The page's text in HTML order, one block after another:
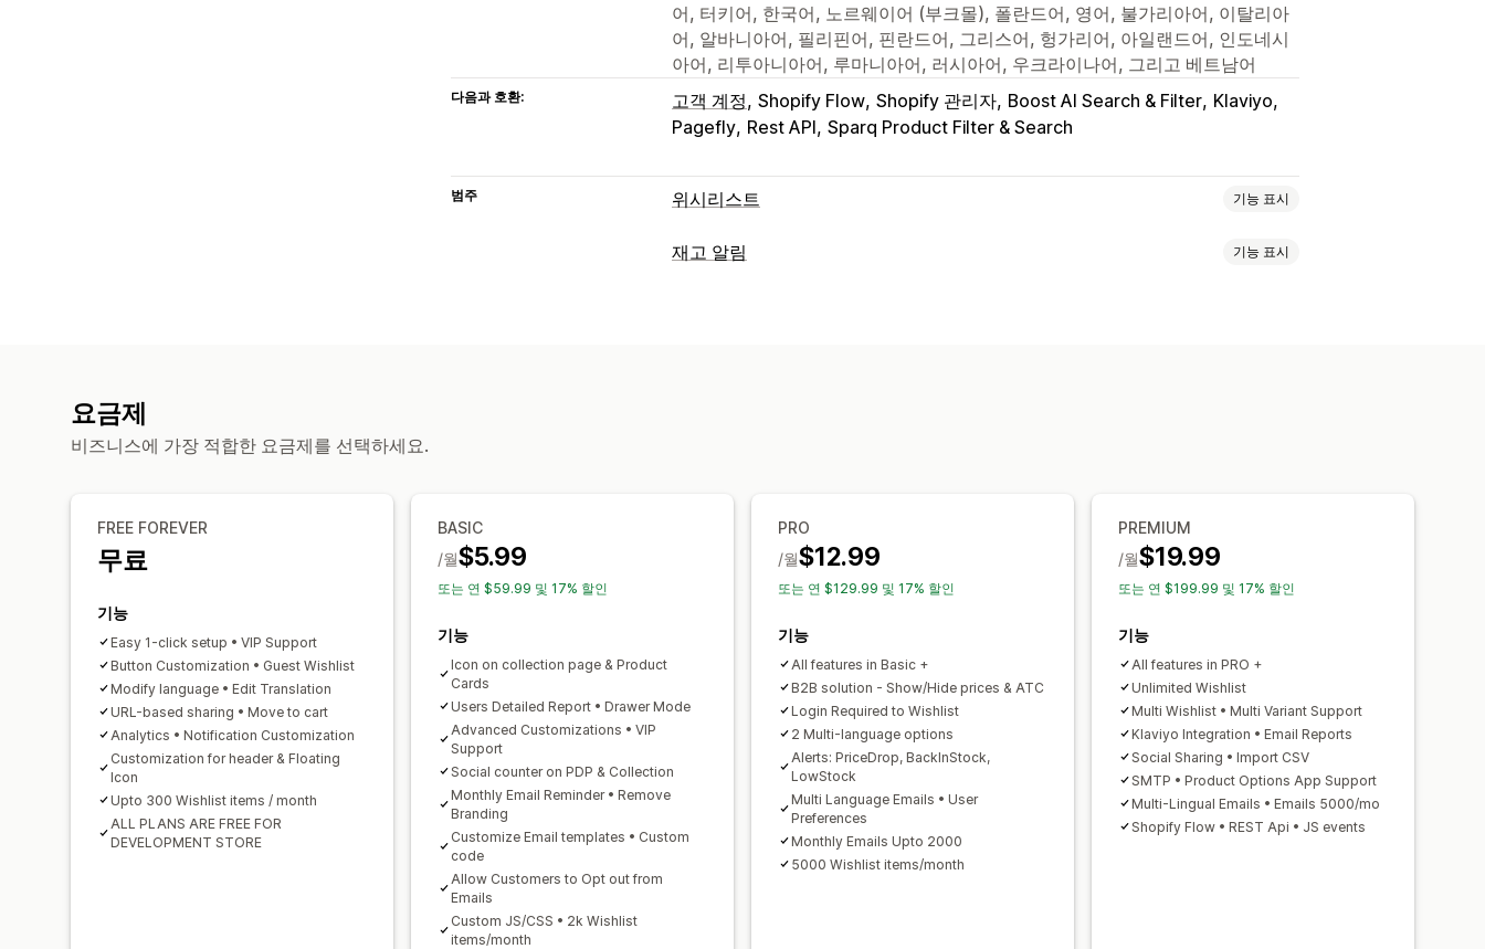
어, 터키어, 한국어, 노르웨이어 (부크몰), 폴란드어, 영어, 불가리아어, 이탈리아
어, 알바니아어, 필리핀어, 핀란드어, 그리스어, 헝가리어, 아일랜드어, 인도네시
아어, 리투아니아어, 루마니아어, 러시아어, 우크라이나어, 그리고 베트남어
다음과 호환: 고객 계정 Shopify Flow Shopify 관리자 Boost AI Search & Filter Klaviyo
Pagefly Rest API Sparq Product Filter & Search
범주 위시리스트 기능 표시
목록 유형
이메일 템플릿 구매 알림
재고 알림 기능 표시
실적 보고서
요금제
비즈니스에 가장 적합한 요금제를 선택하세요.
FREE FOREVER
무료
기능
Easy 1-click setup • VIP Support
Button Customization • Guest Wishlist
Modify language • Edit Translation
URL-based sharing • Move to cart
Analytics • Notification Customization
Customization for header & Floating
Icon
Upto 300 Wishlist items / month
ALL PLANS ARE FREE FOR
DEVELOPMENT STORE
BASIC
$5.99
/월
또는 연 $59.99 및 17% 할인
기능
Icon on collection page & Product
Cards
Users Detailed Report • Drawer Mode
Advanced Customizations • VIP
Support
Social counter on PDP & Collection
Monthly Email Reminder • Remove
Branding
Customize Email templates • Custom
code
Allow Customers to Opt out from
Emails
Custom JS/CSS • 2k Wishlist
items/month
PRO
$12.99
/월
또는 연 $129.99 및 17% 할인
기능
All features in Basic +
B2B solution - Show/Hide prices & ATC
Login Required to Wishlist
2 Multi-language options
Alerts: PriceDrop, BackInStock,
LowStock
Multi Language Emails • User
Preferences
Monthly Emails Upto 2000
5000 Wishlist items/month
PREMIUM
$19.99
/월
또는 연 $199.99 및 17% 할인
기능
All features in PRO +
Unlimited Wishlist
Multi Wishlist • Multi Variant Support
Klaviyo Integration • Email Reports
Social Sharing • Import CSV
SMTP • Product Options App Support
Multi-Lingual Emails • Emails 5000/mo
Shopify Flow • REST Api • JS events